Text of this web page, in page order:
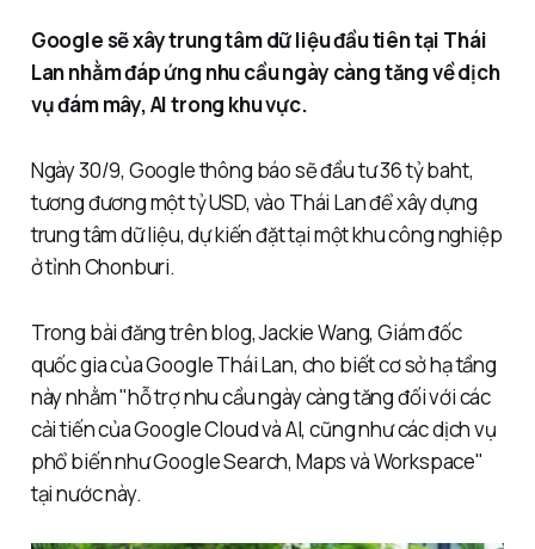
Google sẽ xây trung tâm dữ liệu đầu tiên tại Thái
Lan nhằm đáp ứng nhu cầu ngày càng tăng về dịch
vụ đám mây, AI trong khu vực.
Ngày 30/9, Google thông báo sẽ đầu tư 36 tỷ baht,
tương đương một tỷ USD, vào Thái Lan để xây dựng
trung tâm dữ liệu, dự kiến đặt tại một khu công nghiệp
ở tỉnh Chonburi.
Trong bài đăng trên blog, Jackie Wang, Giám đốc
quốc gia của Google Thái Lan, cho biết cơ sở hạ tầng
này nhằm "hỗ trợ nhu cầu ngày càng tăng đối với các
cải tiến của Google Cloud và AI, cũng như các dịch vụ
phổ biến như Google Search, Maps và Workspace"
tại nước này.